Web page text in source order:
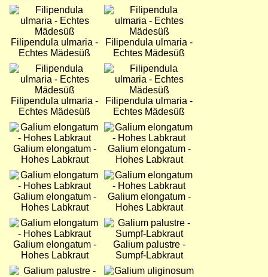
Bild
Filipendula ulmaria -
Echtes Mädesüß
Bild
Filipendula ulmaria -
Echtes Mädesüß
Bild
Filipendula ulmaria -
Echtes Mädesüß
Bild
Filipendula ulmaria -
Echtes Mädesüß
Bild
Galium elongatum -
Hohes Labkraut
Bild
Galium elongatum -
Hohes Labkraut
Bild
Galium elongatum -
Hohes Labkraut
Bild
Galium elongatum -
Hohes Labkraut
Bild
Galium elongatum -
Hohes Labkraut
Bild
Galium palustre -
Sumpf-Labkraut
Bild
Bild